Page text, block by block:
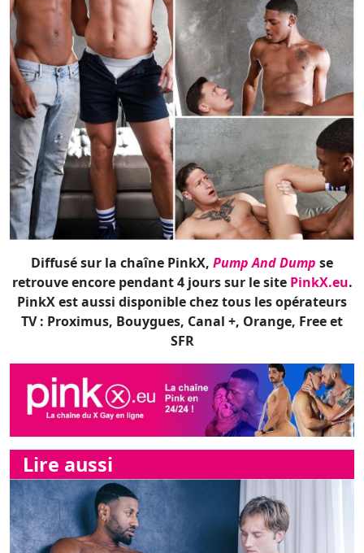
Diffusé sur la chaîne PinkX,Pump And Dump
se
retrouve encore pendant 4 jours sur le sitePinkX.eu.
PinkX est aussi disponible chez tous les opérateurs
TV : Proximus, Bouygues, Canal +, Orange, Free et
SFR
Lire aussi
Que du bonheur avec les "Boner Boys" !!!